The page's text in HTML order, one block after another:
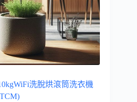
洗脫烘滾筒洗衣機